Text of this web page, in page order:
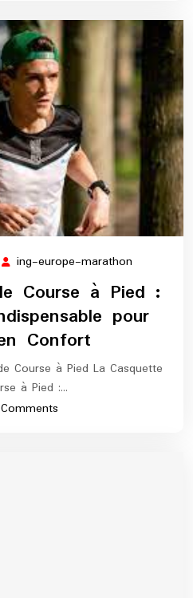
09
janvier
ing-europe-marathon
europe-
marathon
Course à Pied :
pour
Confort
Course à Pied La Casquette
à Pied :…